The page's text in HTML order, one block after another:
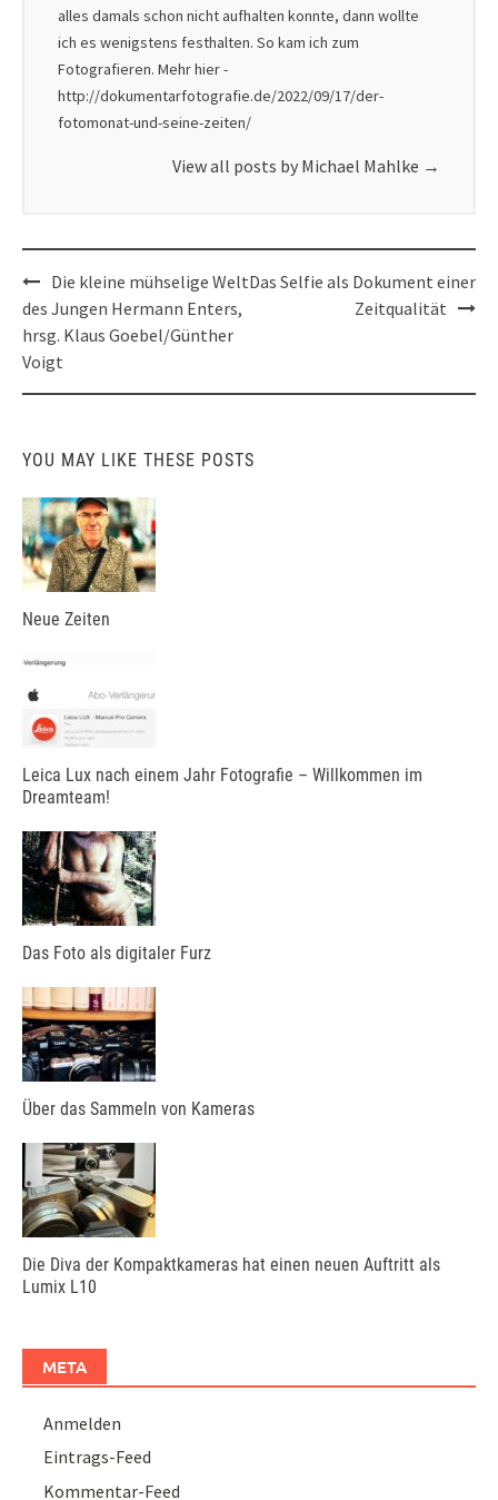
alles damals schon nicht aufhalten konnte, dann wollte
ich es wenigstens festhalten. So kam ich zum
Fotografieren. Mehr hier -
http://dokumentarfotografie.de/2022/09/17/der-
fotomonat-und-seine-zeiten/
View all posts by Michael Mahlke →
Post
navigation
Die kleine mühselige Welt
des Jungen Hermann Enters,
hrsg. Klaus Goebel/Günther
Voigt
Das Selfie als Dokument einer
Zeitqualität
YOU MAY LIKE THESE POSTS
Neue Zeiten
Leica Lux nach einem Jahr Fotografie – Willkommen im
Dreamteam!
Das Foto als digitaler Furz
Über das Sammeln von Kameras
Die Diva der Kompaktkameras hat einen neuen Auftritt als
Lumix L10
META
Anmelden
Eintrags-Feed
Kommentar-Feed